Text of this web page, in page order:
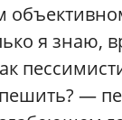
я знаю,
—